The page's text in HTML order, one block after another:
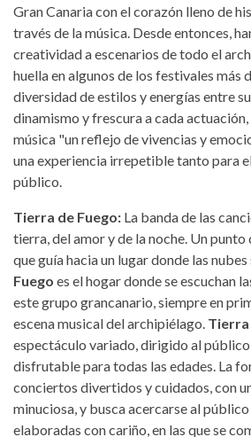
Gran Canaria con el corazón lleno de
través de la música. Desde entonces,
creatividad a escenarios de todo el
huella en algunos de los festivales más
diversidad de estilos y energías entre
dinamismo y frescura a cada actuación,
música "un reflejo de vivencias y
una experiencia irrepetible tanto para
público.
Tierra de Fuego: La banda de las
tierra, del amor y de la noche. Un punto
que guía hacia un lugar donde las nubes
Fuego es el hogar donde se escuchan
este grupo grancanario, siempre en
escena musical del archipiélago. Tierra
espectáculo variado, dirigido al
disfrutable para todas las edades. La
conciertos divertidos y cuidados, con
minuciosa, y busca acercarse al
elaboradas con cariño, en las que se